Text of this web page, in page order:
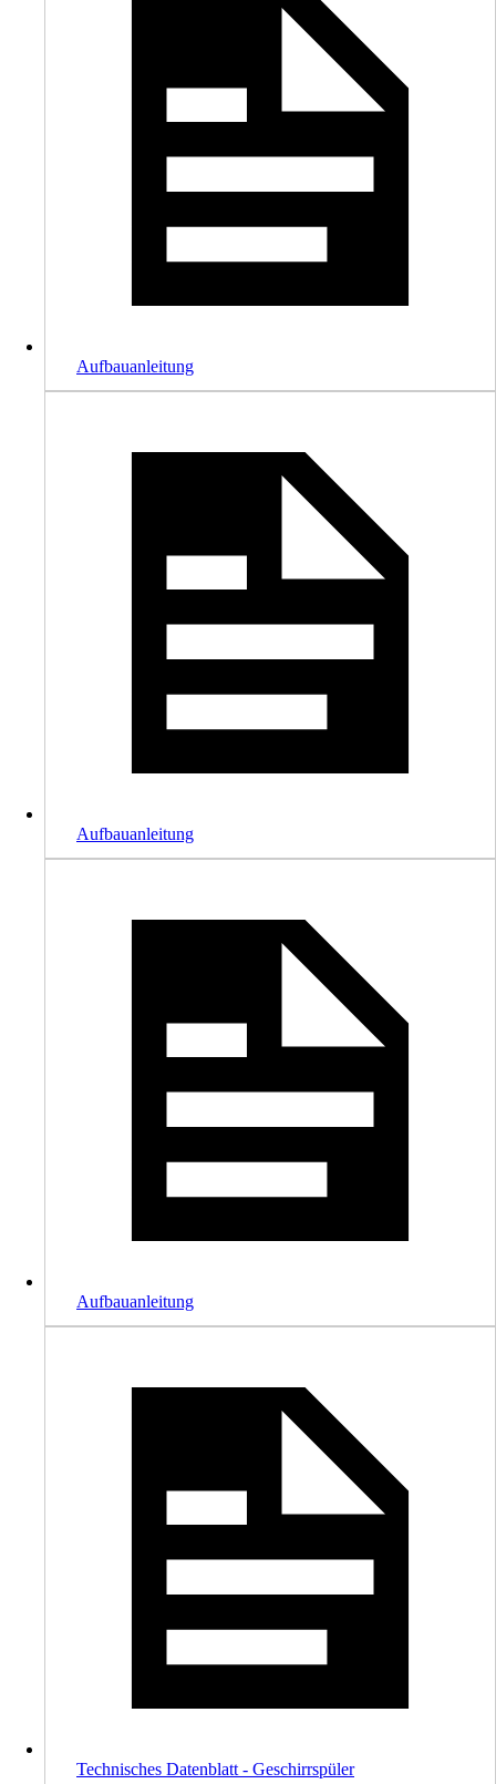
Aufbauanleitung
Aufbauanleitung
Aufbauanleitung
Technisches Datenblatt - Geschirrspüler